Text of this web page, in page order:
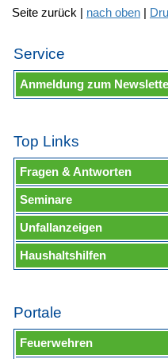
Seite zurück | nach oben |
Service
Anmeldung zum
Top Links
Fragen & Antworten
Seminare
Unfallanzeigen
Haushaltshilfen
Portale
Feuerwehren